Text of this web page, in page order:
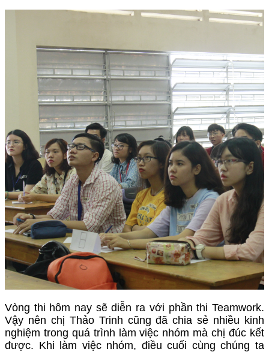
Vòng thi hôm nay sẽ diễn ra với phần thi Teamwork.
Vậy nên chị Thảo Trinh cũng đã chia sẻ nhiều kinh
nghiệm trong quá trình làm việc nhóm mà chị đúc kết
được. Khi làm việc nhóm, điều cuối cùng chúng ta